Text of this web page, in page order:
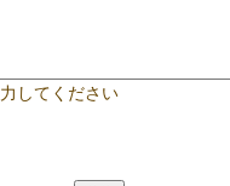
してください